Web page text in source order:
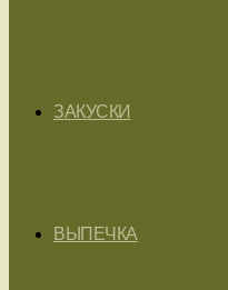
ЗАКУСКИ
ВЫПЕЧКА